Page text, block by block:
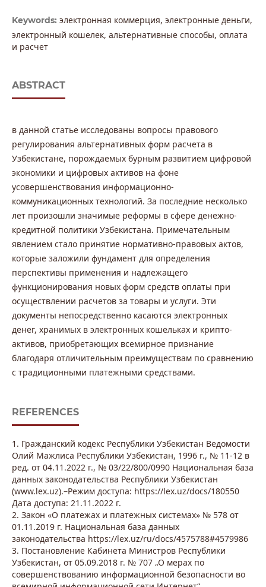
Keywords: электронная коммерция, электронные деньги,
электронный кошелек, альтернативные способы, оплата
и расчет
ABSTRACT
в данной статье исследованы вопросы правового
регулирования альтернативных форм расчета в
Узбекистане, порождаемых бурным развитием цифровой
экономики и цифровых активов на фоне
усовершенствования информационно-
коммуникационных технологий. За последние несколько
лет произошли значимые реформы в сфере денежно-
кредитной политики Узбекистана. Примечательным
явлением стало принятие нормативно-правовых актов,
которые заложили фундамент для определения
перспективы применения и надлежащего
функционирования новых форм средств оплаты при
осуществлении расчетов за товары и услуги. Эти
документы непосредственно касаются электронных
денег, хранимых в электронных кошельках и крипто-
активов, приобретающих всемирное признание
благодаря отличительным преимуществам по сравнению
с традиционными платежными средствами.
REFERENCES
1. Гражданский кодекс Республики Узбекистан Ведомости
Олий Мажлиса Республики Узбекистан, 1996 г., № 11-12 в
ред. от 04.11.2022 г., № 03/22/800/0990 Национальная база
данных законодательства Республики Узбекистан
(www.lex.uz).–Режим доступа: https://lex.uz/docs/180550
Дата доступа: 21.11.2022 г.
2. Закон «О платежах и платежных системах» № 578 от
01.11.2019 г. Национальная база данных
законодательства https://lex.uz/ru/docs/4575788#4579986
3. Постановление Кабинета Министров Республики
Узбекистан, от 05.09.2018 г. № 707 „О мерах по
совершенствованию информационной безопасности во